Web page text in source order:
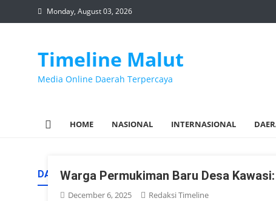
to
Monday, August 03, 2026
Timeline Malut
Media Online Daerah Terpercaya
HOME NASIONAL INTERNASIONAL
DAY:DECEMBER 6, 2025
Warga Permukiman Baru Desa
December 6, 2025 Redaksi Timeline